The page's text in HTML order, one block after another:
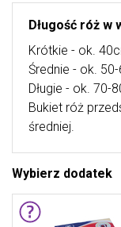
Długość róż w
Krótkie - ok.
Średnie - ok.
Długie - ok. 70-
Bukiet róż
średniej.
Wybierz dodatek